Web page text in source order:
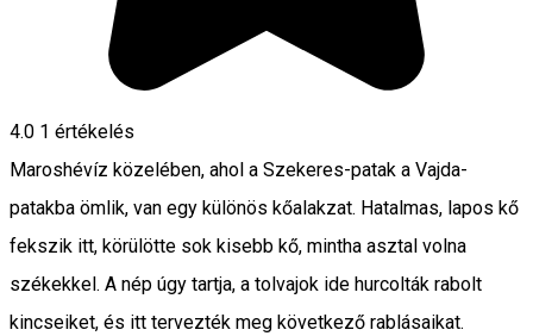
4.0 1 értékelés
Maroshévíz közelében, ahol a Szekeres-patak a Vajda-
patakba ömlik, van egy különös kőalakzat. Hatalmas, lapos kő
fekszik itt, körülötte sok kisebb kő, mintha asztal volna
székekkel. A nép úgy tartja, a tolvajok ide hurcolták rabolt
kincseiket, és itt tervezték meg következő rablásaikat.